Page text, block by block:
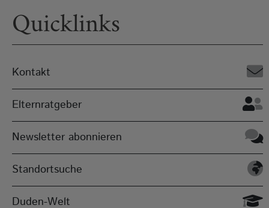
Quicklinks
Kontakt
Elternratgeber
Newsletter abonnieren
Standortsuche
Duden-Welt